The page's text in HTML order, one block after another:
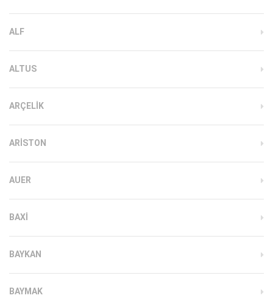
ALF
ALTUS
ARÇELIK
ARISTON
AUER
BAXI
BAYKAN
BAYMAK